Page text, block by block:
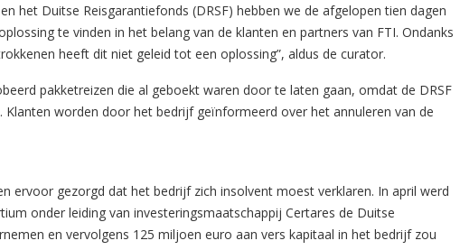
het Duitse Reisgarantiefonds (DRSF) hebben we de afgelopen tien dagen
te vinden in het belang van de klanten en partners van FTI. Ondanks
heeft dit niet geleid tot een oplossing”, aldus de curator.
pakketreizen die al geboekt waren door te laten gaan, omdat de DRSF
Klanten worden door het bedrijf geïnformeerd over het annuleren van de
ervoor gezorgd dat het bedrijf zich insolvent moest verklaren. In april werd
onder leiding van investeringsmaatschappij Certares de Duitse
en vervolgens 125 miljoen euro aan vers kapitaal in het bedrijf zou